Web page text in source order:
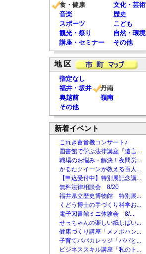
食・健康
文化・芸術
音楽
歴史
スポーツ
こども
観光・祭り
自然・環境
講座・セミナー
その他
地 区
指定なし
福井・坂井
丹南
奥越前
嶺南
その他
新着イベント
これき蓄音機コンサート♪
図書館で学ぶ法律講座「遺言...
職場のお悩み・解決！夜間労...
かるたクイーンが教える百人...
【申込受付中】特別展記念講...
無料法律相談会 8/20
福井県立歴史博物館 特別展...
くどう博士の手づくり科学お...
電子図書館ミニ体験会 8/...
せっちゃんの楽しい紙しばい...
健康づくり講座「メノポハン...
子育てパパカレッジ「パパと...
ビジネススキル講座「私のト...